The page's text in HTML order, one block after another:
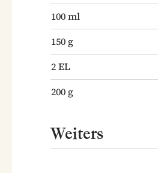
100ml
150 g
2EL
200 g
Weiters